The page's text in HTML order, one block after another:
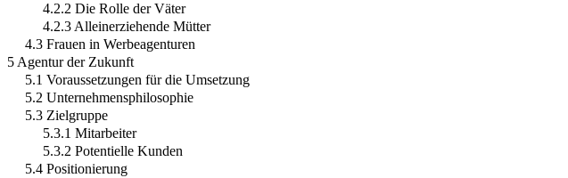
4.2.2 Die Rolle der Väter
4.2.3 Alleinerziehende Mütter
4.3 Frauen in Werbeagenturen
5 Agentur der Zukunft
5.1 Voraussetzungen für die Umsetzung
5.2 Unternehmensphilosophie
5.3 Zielgruppe
5.3.1 Mitarbeiter
5.3.2 Potentielle Kunden
5.4 Positionierung